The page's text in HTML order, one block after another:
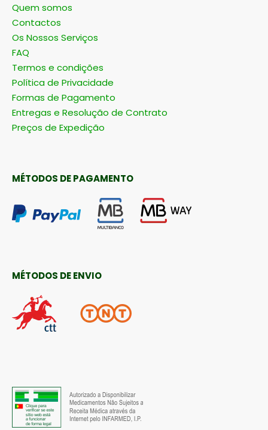
Quem somos
Contactos
Os Nossos Serviços
FAQ
Termos e condições
Política de Privacidade
Formas de Pagamento
Entregas e Resolução de Contrato
Preços de Expedição
MÉTODOS DE PAGAMENTO
MÉTODOS DE ENVIO